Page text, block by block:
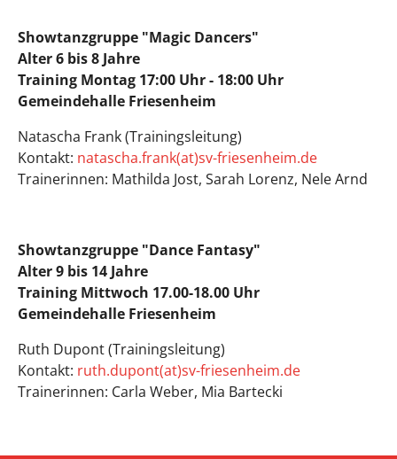
Showtanzgruppe "Magic Dancers"
Alter 6 bis 8 Jahre
Training Montag 17:00 Uhr - 18:00 Uhr
Gemeindehalle Friesenheim
Natascha Frank (Trainingsleitung)
Kontakt: natascha.frank(at)sv-friesenheim.de
Trainerinnen: Mathilda Jost, Sarah Lorenz, Nele Arnd
Showtanzgruppe "Dance Fantasy"
Alter 9 bis 14 Jahre
Training Mittwoch 17.00-18.00 Uhr
Gemeindehalle Friesenheim
Ruth Dupont (Trainingsleitung)
Kontakt: ruth.dupont(at)sv-friesenheim.de
Trainerinnen: Carla Weber, Mia Bartecki